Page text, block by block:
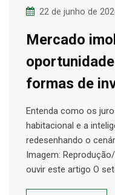
22 de junho de
Mercado
formas de
Entenda como os
habitacional e a
redesenhando o
Imagem:
ouvir este artigo O